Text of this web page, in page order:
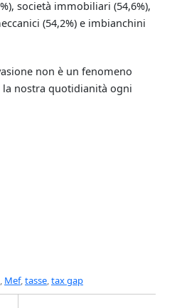
società immobiliari (54,6%),
(54,2%) e imbianchini
non è un fenomeno
nostra quotidianità ogni
Mef, tasse tax gap